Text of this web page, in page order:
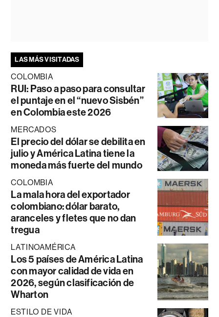
LAS MÁS VISITADAS
COLOMBIA
RUI: Paso a paso para consultar
el puntaje en el “nuevo Sisbén”
en Colombia este 2026
MERCADOS
El precio del dólar se debilita en
julio y América Latina tiene la
moneda más fuerte del mundo
COLOMBIA
La mala hora del exportador
colombiano: dólar barato,
aranceles y fletes que no dan
tregua
LATINOAMÉRICA
Los 5 países de América Latina
con mayor calidad de vida en
2026, según clasificación de
Wharton
ESTILO DE VIDA